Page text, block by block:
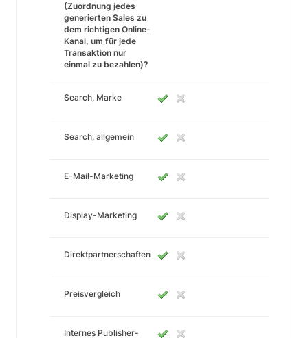
(Zuordnung jedes
generierten Sales zu
dem richtigen Online-
Kanal, um für jede
Transaktion nur
einmal zu bezahlen)?
Search, Marke
Search, allgemein
E-Mail-Marketing
Display-Marketing
Direktpartnerschaften
Preisvergleich
Internes Publisher-